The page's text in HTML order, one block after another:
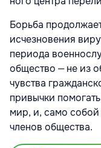
Борьба
исчезновения
периода
общество ‒ не из
чувства
привычки
мир, и, само собой
членов общества.